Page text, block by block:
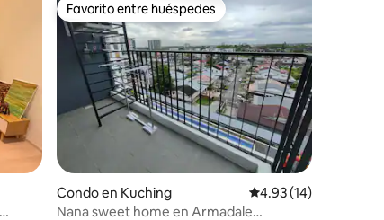
Favorito entre huéspedes
Favorito entre huéspedes
Condo en Kuching Calificación
4.93 (14)
Nana sweet home en Armadale